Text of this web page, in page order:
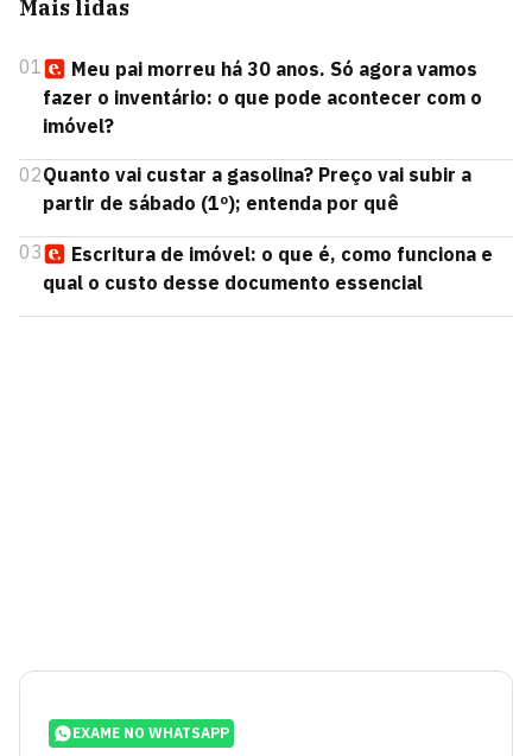
Mais lidas
01
Meu pai morreu há 30 anos. Só agora vamos
fazer o inventário: o que pode acontecer com o
imóvel?
02Quanto vai custar a gasolina? Preço vai subir a
partir de sábado (1º); entenda por quê
03
Escritura de imóvel: o que é, como funciona e
qual o custo desse documento essencial
EXAME NO WHATSAPP